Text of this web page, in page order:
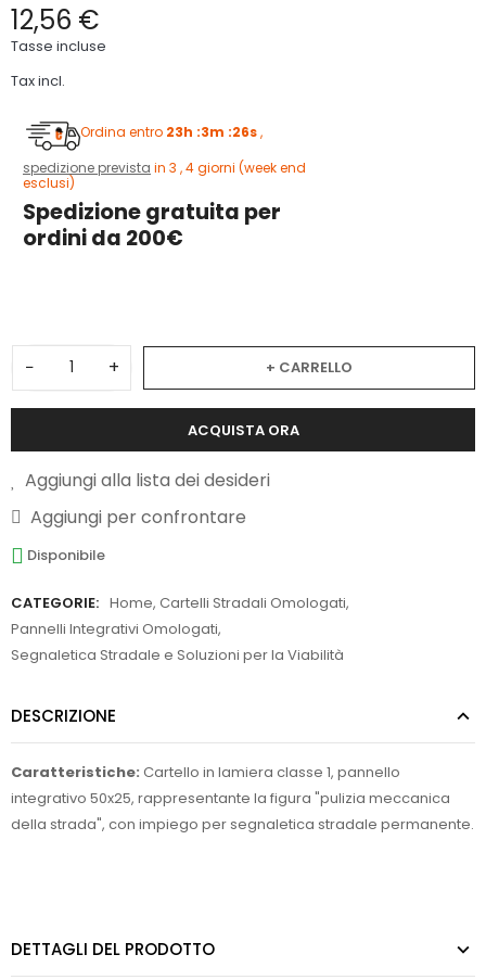
12,56 €
Tasse incluse
Tax incl.
Ordina entro 23h :3m :25s,
spedizione prevista in 3 , 4 giorni (week end
esclusi)
Spedizione gratuita per
ordini da 200€
− + + CARRELLO
ACQUISTA ORA
Aggiungi alla lista dei desideri
Aggiungi per confrontare
Disponibile
CATEGORIE: Home, Cartelli Stradali Omologati,
Pannelli Integrativi Omologati,
Segnaletica Stradale e Soluzioni per la Viabilità
DESCRIZIONE
Caratteristiche: Cartello in lamiera classe 1, pannello
integrativo 50x25, rappresentante la figura "pulizia meccanica
della strada", con impiego per segnaletica stradale permanente.
DETTAGLI DEL PRODOTTO